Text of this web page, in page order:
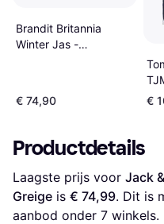
Brandit Britannia
Winter Jas -
€ 74,90 €
Productdetails
Laagste prijs voor Jack
Greige is € 74,99. Dit is
aanbod onder 7 winkels.